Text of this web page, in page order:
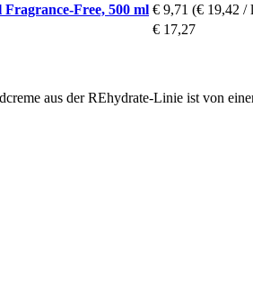
Free, 500 ml € 9,71 (€ 19,42 /
€ 17,27
aus der REhydrate-Linie ist von